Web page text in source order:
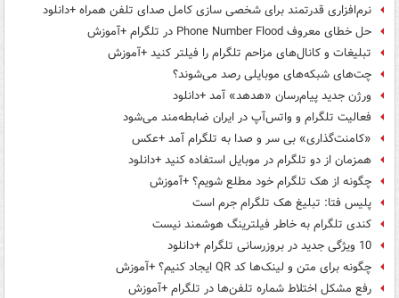
نرم‌افزاری قدرتمند برای شخصی سازی کامل صدای تلفن همراه +دانلود
حل خطای معروف Phone Number Flood در تلگرام +آموزش
تبلیغات و کانال‌های مزاحم تلگرام را فیلتر کنید +آموزش
چت‌های شبکه‌های موبایلی رصد می‌شوند؟
ورژن جدید پیام‌رسان «هدهد» آمد +دانلود
فعالیت تلگرام و واتس‌آپ در ایران ضابطه‌مند می‌شود
«کامنت‌گذاری» بی سر و صدا به تلگرام آمد +عکس
همزمان از دو تلگرام در موبایل استفاده کنید +دانلود
چگونه از هک تلگرام خود مطلع شویم؟ +آموزش
پلیس فتا: تبلیغ هک تلگرام جرم است
کندی تلگرام به خاطر فیلترینگ هوشمند نیست
10 ویژگی‌ جدید در بروزرسانی تلگرام +دانلود
چگونه برای متن و لینک‌ها کد QR ایجاد کنیم؟ +آموزش
رفع مشکل اختلاط شماره تلفن‌ها در تلگرام +آموزش